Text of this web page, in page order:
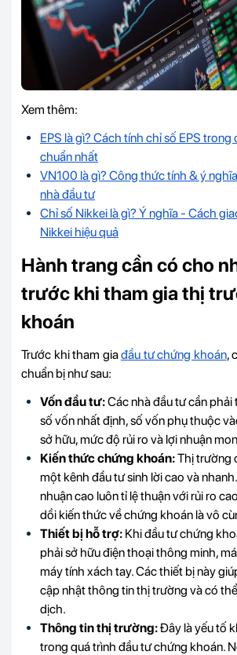
Xem thêm:
EPS là gì? Cách tính chỉ số EPS
chuẩn nhất
VN100 là gì? Công thức tính & ý
nhà đầu tư
Chỉ số Nikkei là gì? Ý nghĩa - Cách
Nikkei hiệu quả
Hành trang cần có cho
trước khi tham gia thị
khoán
Trước khi tham giađầu tư chứng khoán,
chuẩn bị như sau:
Vốn đầu tư:Các nhà đầu tư cần
số vốn nhất định, số vốn phụ thuộc
sở hữu, mức độ rủi ro và lợi nhuận
Kiến thức chứng khoán:Thị trường
một kênh đầu tư sinh lời cao và
nhuận cao luôn tỉ lệ thuận với rủi ro
dồi kiến ​​thức về chứng khoán là vô
Thiết bị hỗ trợ: Khi đầu tư chứng
phải sở hữu điện thoại thông minh,
máy tính xách tay. Các thiết bị này
cập nhật thông tin thị trường và có
dịch.
Thông tin thị trường:Đây là yếu tố
trong quá trình đầu tư chứng khoán.